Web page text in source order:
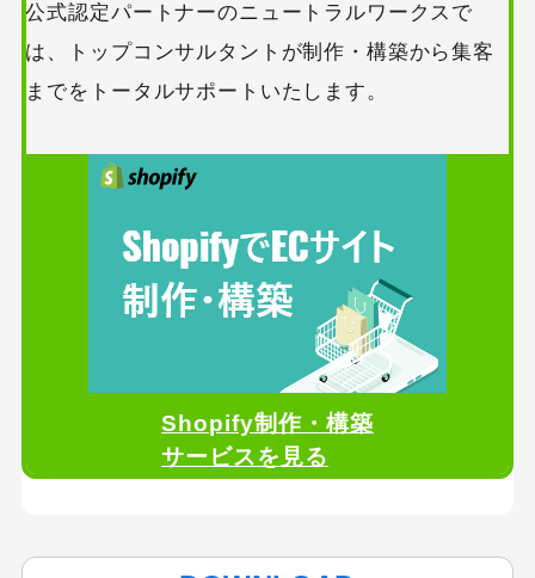
公式認定パートナーのニュートラルワークスで
は、トップコンサルタントが制作・構築から集客
までをトータルサポートいたします。
Shopify制作・構築
サービスを見る